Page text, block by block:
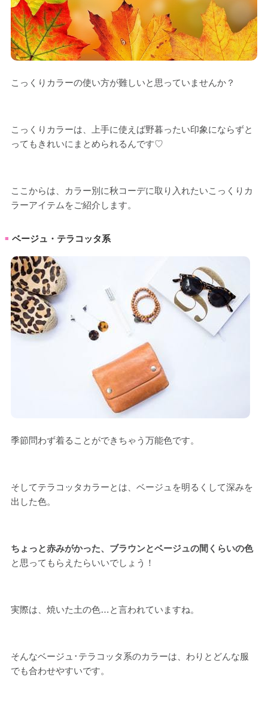
こっくりカラーの使い方が難しいと思っていませんか？
こっくりカラーは、上手に使えば野暮ったい印象にならずと
ってもきれいにまとめられるんです♡
ここからは、カラー別に秋コーデに取り入れたいこっくりカ
ラーアイテムをご紹介します。
■ ベージュ・テラコッタ系
季節問わず着ることができちゃう万能色です。
そしてテラコッタカラーとは、ベージュを明るくして深みを
出した色。
ちょっと赤みがかった、ブラウンとベージュの間くらいの色
と思ってもらえたらいいでしょう！
実際は、焼いた土の色…と言われていますね。
そんなベージュ･テラコッタ系のカラーは、わりとどんな服
でも合わせやすいです。